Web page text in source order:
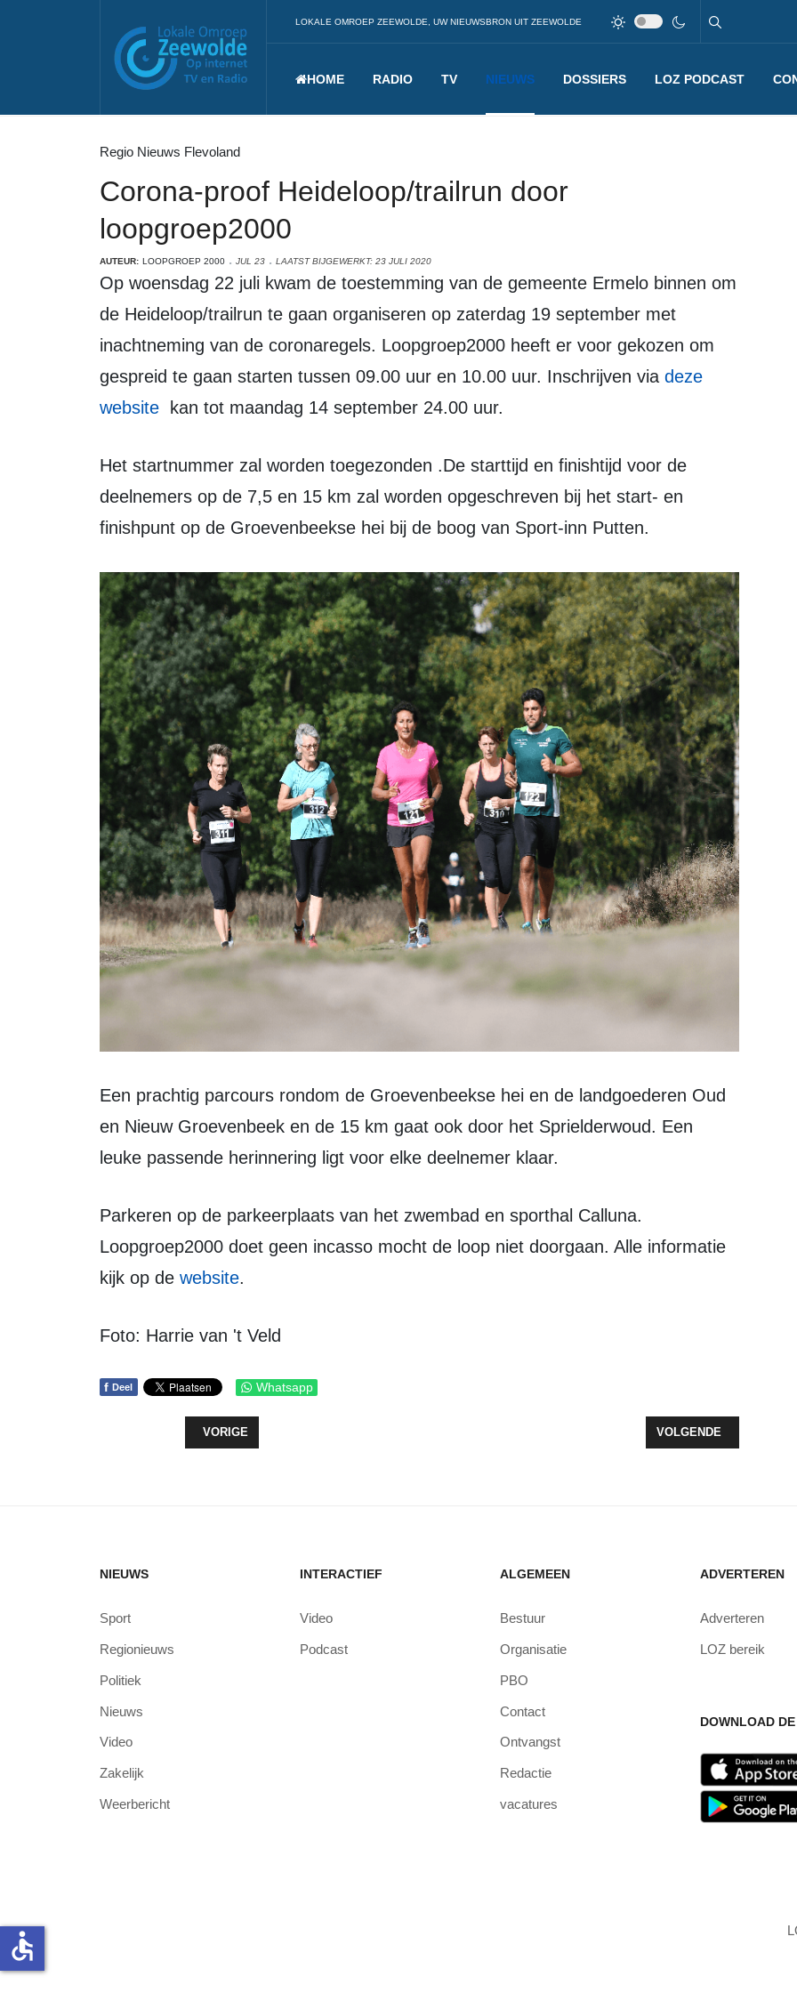
LOKALE OMROEP ZEEWOLDE, UW NIEUWSBRON UIT ZEEWOLDE
HOME RADIO TV NIEUWS DOSSIERS LOZ PODCAST
Regio Nieuws Flevoland
Corona-proof Heideloop/trailrun door
loopgroep2000
AUTEUR: LOOPGROEP 2000 JUL 23 LAATST BIJGEWERKT: 23 JULI 2020
Op woensdag 22 juli kwam de toestemming van de gemeente Ermelo binnen om
de Heideloop/trailrun te gaan organiseren op zaterdag 19 september met
inachtneming van de coronaregels. Loopgroep2000 heeft er voor gekozen om
gespreid te gaan starten tussen 09.00 uur en 10.00 uur. Inschrijven via deze
website kan tot maandag 14 september 24.00 uur.
Het startnummer zal worden toegezonden .De starttijd en finishtijd voor de
deelnemers op de 7,5 en 15 km zal worden opgeschreven bij het start- en
finishpunt op de Groevenbeekse hei bij de boog van Sport-inn Putten.
Een prachtig parcours rondom de Groevenbeekse hei en de landgoederen Oud
en Nieuw Groevenbeek en de 15 km gaat ook door het Sprielderwoud. Een
leuke passende herinnering ligt voor elke deelnemer klaar.
Parkeren op de parkeerplaats van het zwembad en sporthal Calluna.
Loopgroep2000 doet geen incasso mocht de loop niet doorgaan. Alle informatie
kijk op de website.
Foto: Harrie van 't Veld
f Deel Whatsapp
VORIG ARTIKEL: VEILIGHEID BUITENDIJKSE ONTWIKKELINGEN
VORIGE VOLGENDE ARTIKEL:
VOLGENDE
NIEUWS
Sport
Regionieuws
Politiek
Nieuws
Video
Zakelijk
Weerbericht
INTERACTIEF
Video
Podcast
ALGEMEEN
Bestuur
Organisatie
PBO
Contact
Ontvangst
Redactie
vacatures
ADVERTEREN
Adverteren
LOZ bereik
DOWNLOAD
accessible